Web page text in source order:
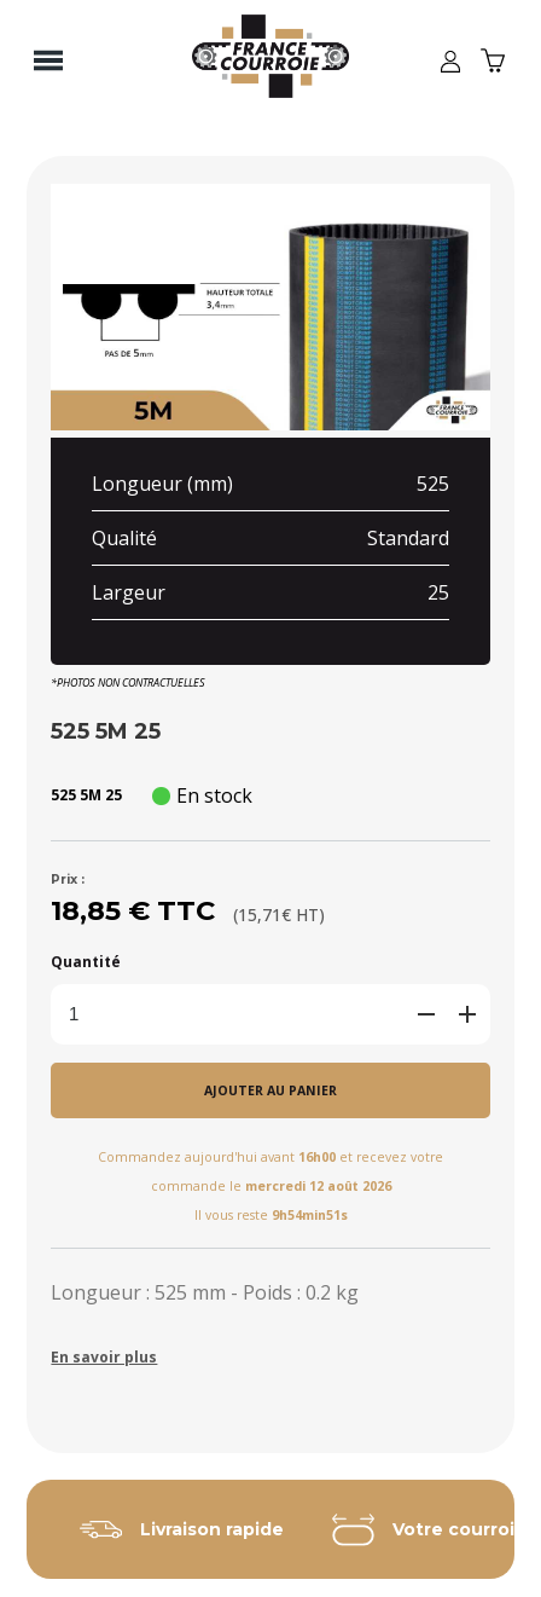
Longueur (mm) 525
Qualité Standard
Largeur 25
*PHOTOS NON CONTRACTUELLES
525 5M 25
525 5M 25 En stock
Prix :
18,85 € TTC (15,71€ HT)
Quantité
AJOUTER AU PANIER
Commandez aujourd'hui avant 16h00 et recevez votre
commande le mercredi 12 août 2026
Il vous reste 9h54min50s
Longueur : 525 mm - Poids : 0.2 kg
En savoir plus
Livraison rapide Votre courroie
Panneau de gestion des cookies